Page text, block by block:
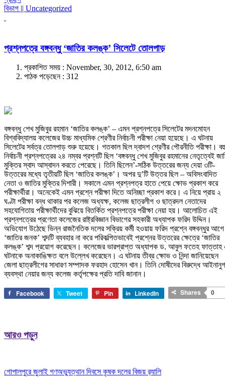
বিভাগ || Uncategorized
প্রশ্নপত্রে বঙ্গবন্ধু ‘জাতির কলঙ্ক’ সিলেটে তোলপাড়
প্রকাশিত সময় : November, 30, 2012, 6:50 am
পাঠক পড়েছেন : 312
বঙ্গবন্ধু শেখ মুজিবুর রহমান ‘জাতির কলঙ্ক’ – এমন প্রশ্নপত্রে সিলেটের মদনমোহন
বিশ্ববিদ্যালয় কলেজের উচ্চ মাধ্যমিক শ্রেণীর নির্বাচনী পরীক্ষা নেয়া হয়েছে। এ ঘটনায়
সিলেটের সর্বত্র তোলপাড় শুরু হয়েছে। গতকাল ছিল দ্বাদশ শ্রেণীর পৌরনীতি পরীক্ষা। বহু
নির্বাচনী প্রশ্নপত্রের ২৪ নম্বর প্রশ্নটি ছিল ‘বঙ্গবন্ধু শেখ মুজিবুর রহমানের নেতৃত্বেই
মুক্তির স্বাদ আস্বাদন করতে পেরেছে। তিনি ছিলেন’-সঠিক উত্তরের জন্য দেয়া ৩টি-
উত্তরের মধ্যে তৃতীয়টি ছিল ‘জাতির কলঙ্ক’। অপর দু’টি উত্তর ছিল – অবিসংবাদিত
নেতা ও জাতির মুক্তির দিশারী। সকালে এমন প্রশ্নপত্র হাতে পেয়ে ক্ষোভ প্রকাশ করে
পরীক্ষার্থীরা। অনেকেই এমন প্রশ্নে পরীক্ষা দিতে অনিচ্ছা প্রকাশ করে। এ নিয়ে প্রায় ২
ঘণ্টা পরীক্ষা বন্ধ থাকার পর কলেজ অধ্যক্ষ, কলেজ ছাত্রলীগ ও ছাত্রদল নেতাদের
সহযোগিতায় পরীক্ষার্থীদের বুঝিয়ে বিতর্কিত প্রশ্নপত্রে পরীক্ষা নেয়া হয়। আলোচিত এই
প্রশ্নপত্রের প্রণেতা কলেজের রাষ্ট্রবিজ্ঞান বিভাগের সহকারী অধ্যাপক ফরিদ উদ্দিন।
অভিযোগ উঠেছে ভিন্ন রাজনৈতিক দলের সক্রিয় কর্মী হওয়ায় ফরিদ প্রশ্নে বঙ্গবন্ধুর আগে
‘জাতির জনক’ শব্দটি ব্যবহার না করে পরিকল্পিতভাবেই প্রশ্নের উত্তরের ক্ষেত্রে ‘জাতির
কলঙ্ক’ শব্দ প্রয়োগ করেছেন। কলেজের ভারপ্রাপ্ত অধ্যাপক ড. আবুল ফতেহ ফাত্তাহ
ঘটনাকে অনাকাঙিক্ষত বলে উল্লেখ করেছেন। এ ঘটনায় তীব্র ক্ষোভ ও নিন্দা জানিয়েছেন
জেলা ছাত্রলীগের সাধারণ সম্পাদক ফরহাদ হোসেন খান। তিনি দোষীদের বিরুদ্ধে আইনানুগ
ব্যবস্থা নেয়ার জন্য কলেজ কর্তৃপক্ষের প্রতি দাবি জানান।
Facebook Tweet Pin LinkedIn Shares 0
আরও পড়ুন
গোপালপুরে জুলাই গণঅভ্যুত্থান দিবসে কৃষক দলের বিজয় র‍্যালি